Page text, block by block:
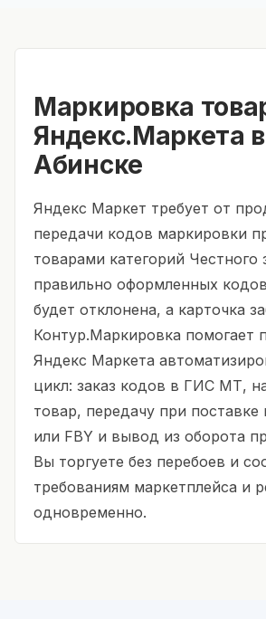
Маркировка
Яндекс.Маркета в
Абинске
Яндекс Маркет требует от
передачи кодов маркировки
товарами категорий Честного
правильно оформленных
будет отклонена, а карточка
Контур.Маркировка помогает
Яндекс Маркета
цикл: заказ кодов в ГИС МТ,
товар, передачу при поставке
или FBY и вывод из оборота
Вы торгуете без перебоев и
требованиям маркетплейса и
одновременно.